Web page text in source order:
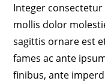
Integer
mollis dolor
sagittis ornare est
fames ac ante
finibus, ante